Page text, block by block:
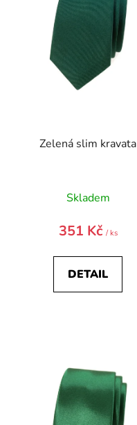
Zelená slim kravata
Skladem
351 Kč / ks
DETAIL